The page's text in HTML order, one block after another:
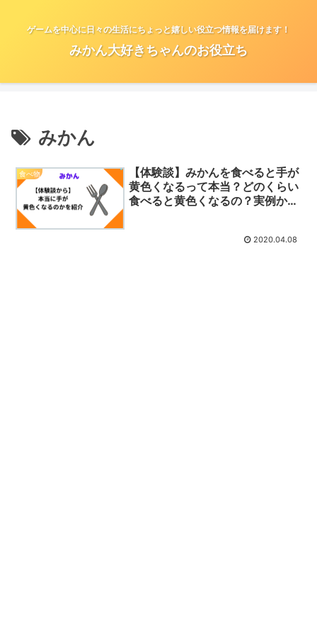
ゲームを中心に日々の生活にちょっと嬉しい役立つ情報を届けます！
みかん大好きちゃんのお役立ち
みかん
食べ物
【体験談】みかんを食べると手が
黄色くなるって本当？どのくらい
食べると黄色くなるの？実例から
2020.04.08